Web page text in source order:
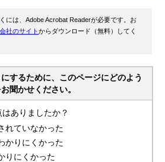
には、Adobe Acrobat Readerが必要です。お
社のサイトからダウンロード（無料）してく
するために、このページにどのよう
聞かせください。
ありましたか？
れていなかった
かりにくかった
りにくかった